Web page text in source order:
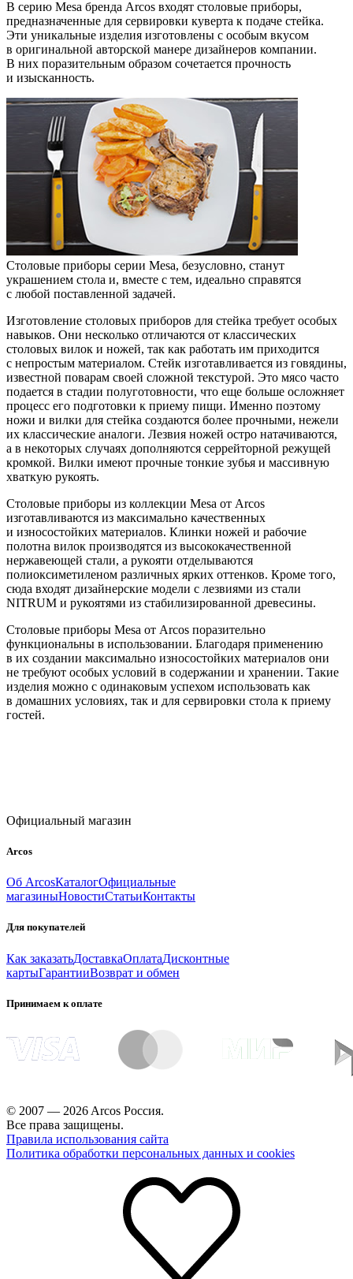
В серию Mesa бренда Arcos входят столовые приборы,
предназначенные для сервировки куверта к подаче стейка.
Эти уникальные изделия изготовлены с особым вкусом
в оригинальной авторской манере дизайнеров компании.
В них поразительным образом сочетается прочность
и изысканность.
Столовые приборы серии Mesa, безусловно, станут
украшением стола и, вместе с тем, идеально справятся
с любой поставленной задачей.
Изготовление столовых приборов для стейка требует особых
навыков. Они несколько отличаются от классических
столовых вилок и ножей, так как работать им приходится
с непростым материалом. Стейк изготавливается из говядины,
известной поварам своей сложной текстурой. Это мясо часто
подается в стадии полуготовности, что еще больше осложняет
процесс его подготовки к приему пищи. Именно поэтому
ножи и вилки для стейка создаются более прочными, нежели
их классические аналоги. Лезвия ножей остро натачиваются,
а в некоторых случаях дополняются серрейторной режущей
кромкой. Вилки имеют прочные тонкие зубья и массивную
хваткую рукоять.
Столовые приборы из коллекции Mesa от Arcos
изготавливаются из максимально качественных
и износостойких материалов. Клинки ножей и рабочие
полотна вилок производятся из высококачественной
нержавеющей стали, а рукояти отделываются
полиоксиметиленом различных ярких оттенков. Кроме того,
сюда входят дизайнерские модели с лезвиями из стали
NITRUM и рукоятями из стабилизированной древесины.
Столовые приборы Mesa от Arcos поразительно
функциональны в использовании. Благодаря применению
в их создании максимально износостойких материалов они
не требуют особых условий в содержании и хранении. Такие
изделия можно с одинаковым успехом использовать как
в домашних условиях, так и для сервировки стола к приему
гостей.
Официальный магазин
Arcos
Об ArcosКаталогОфициальные
магазиныНовостиСтатьиКонтакты
Для покупателей
Как заказатьДоставкаОплатаДисконтные
картыГарантииВозврат и обмен
Принимаем к оплате
© 2007 — 2026 Arcos Россия.
Все права защищены.
Правила использования сайта
Политика обработки персональных данных и cookies